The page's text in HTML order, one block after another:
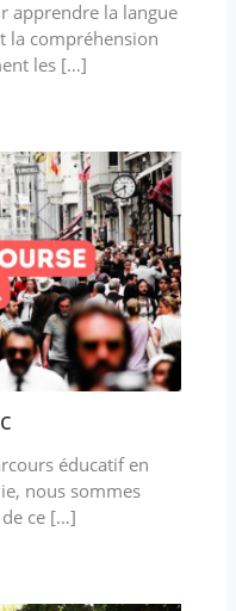
apprendre la langue
la compréhension
les […]
éducatif en
nous sommes
ce […]